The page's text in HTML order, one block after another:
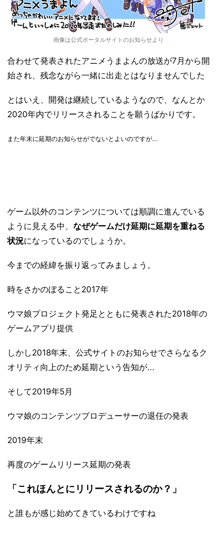
画像は公式ポータルサイトのお知らせより
合わせて発表されたアニメうまよんの放送が7月から開
始され、残念ながら一緒に出走とはなりませんでした
とはいえ、開発は継続しているようなので、なんとか
2020年内でリリースされることを願うばかりです。
また年末に延期のお知らせがでないとよいのですが...
ゲーム以外のコンテンツについては順調に進んでいる
ように見える中、 なぜゲームだけ延期に延期を重ねる
状況になっているのでしょうか。
今までの経緯を振り返ってみましょう。
時をさかのぼること2017年
ウマ娘プロジェクト発足とともに発表された2018年の
ゲームアプリ提供
しかし2018年末、公式サイトのお知らせでさらなるク
オリティ向上のため延期という告知が...
そして2019年5月
ウマ娘のコンテンツプロデューサーの退任の発表
2019年末
再度のゲームリリース延期の発表
「これほんとにリリースされるのか？」
と誰もが感じ始めてきているわけですね